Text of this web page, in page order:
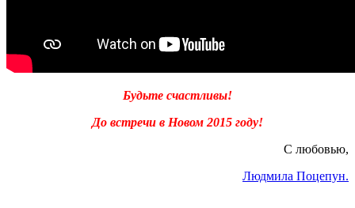
Будьте счастливы!
До встречи в Новом 2015 году!
С любовью,
Людмила Поцепун.